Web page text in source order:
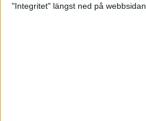
"Integritet" längst ned på webbsidan.